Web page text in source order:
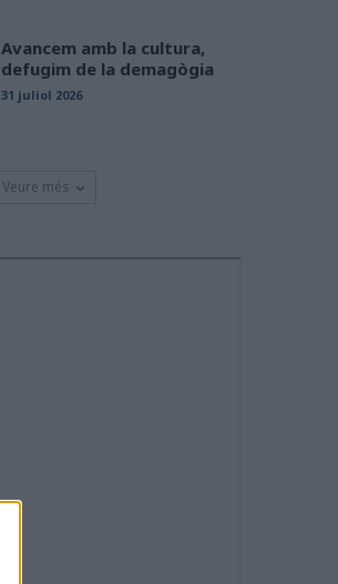
Avancem amb la cultura,
defugim de la demagògia
31 juliol 2026
Veure més